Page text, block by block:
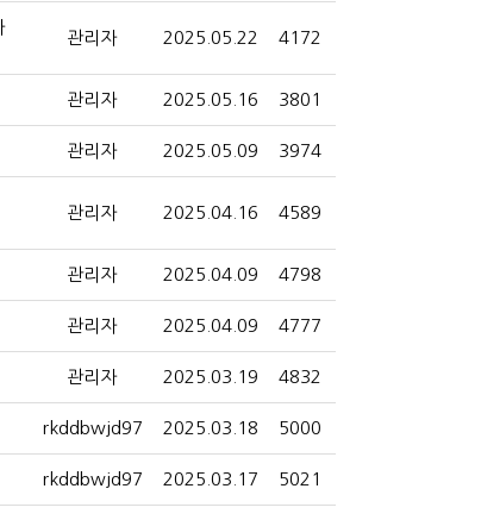
관리자 2025.05.22 4172
관리자 2025.05.16 3801
관리자 2025.05.09 3974
관리자 2025.04.16 4589
관리자 2025.04.09 4798
관리자 2025.04.09 4777
관리자 2025.03.19 4832
rkddbwjd97 2025.03.18 5000
rkddbwjd97 2025.03.17 5021